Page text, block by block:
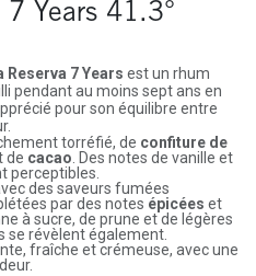
7 Years 41.3°
Reserva 7 Years est un rhum
pendant au moins sept ans en
pour son équilibre entre
torréfié, de confiture de
de cacao. Des notes de vanille et
perceptibles.
des saveurs fumées
par des notes épicées et
à sucre, de prune et de légères
se révèlent également.
fraîche et crémeuse, avec une